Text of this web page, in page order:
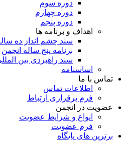
دوره سوم
دوره چهارم
دوره پنجم
اهداف و برنامه ها
سند چشم انداز ده ساله
برنامه پنج ساله انجمن
سند راهبردی بین المللی
اساسنامه
تماس با ما
اطلاعات تماس
فرم برقراری ارتباط
عضویت در انجمن
انواع و شرایط عضویت
فرم عضویت
برترین های پایگاه